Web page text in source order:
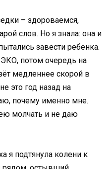
– здороваемся,
слов. Но я знала: она и
завести ребёнка.
потом очередь на
медленнее скорой в
это год назад на
почему именно мне.
молчать и не даю
я подтянула колени к